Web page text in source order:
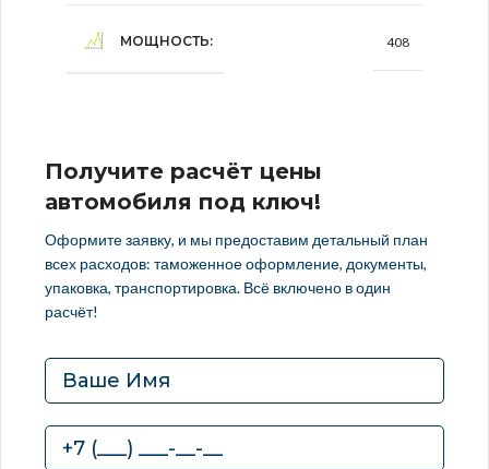
МОЩНОСТЬ: 408
Получите расчёт цены
автомобиля под ключ!
Оформите заявку, и мы предоставим детальный план
всех расходов: таможенное оформление, документы,
упаковка, транспортировка. Всё включено в один
расчёт!